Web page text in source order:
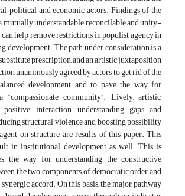
political and economic actors. Findings of the
mutually understandable, reconcilable and unity-
help remove restrictions in populist agency in
development. The path under consideration is a
prescription, and an artistic juxtaposition
unanimously agreed by actors, to get rid of the
development and to pave the way for
“compassionate community”. Lively, artistic,
interaction, understanding gaps and
structural violence and boosting possibility
on structure are results of this paper. This
in institutional development as well. This is
the way for understanding the constructive
the two components of democratic order and
accord. On this basis, the major pathway